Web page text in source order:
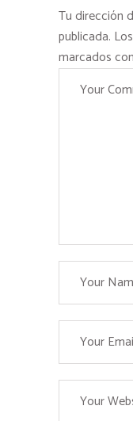
Tu dirección
publicada.
marcados con